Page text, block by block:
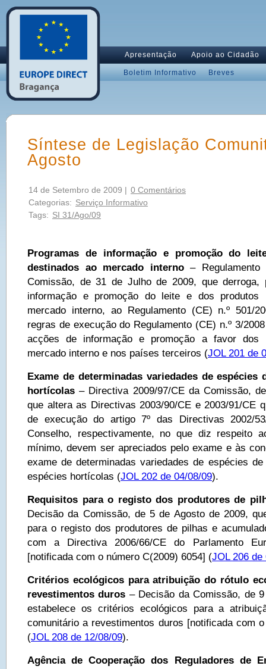
Apresentação Apoio ao Cidadão
Boletim Informativo Breves
Síntese de Legislação
Agosto
14 de Setembro de 2009 | 0 Comentários
Categorias: Serviço Informativo
Tags: SI 31/Ago/09
Programas de informação e promoção do
destinados ao mercado interno– Regulamento
Comissão, de 31 de Julho de 2009, que derroga,
informação e promoção do leite e dos produtos
mercado interno, ao Regulamento (CE) n.º 501/
regras de execução do Regulamento (CE) n.º 3/
acções de informação e promoção a favor dos
mercado interno e nos países terceiros (JOL 201 de
Exame de determinadas variedades de espécies
hortícolas – Directiva 2009/97/CE da Comissão,
que altera as Directivas 2003/90/CE e 2003/91/CE
de execução do artigo 7º das Directivas 2002/
Conselho, respectivamente, no que diz respeito
mínimo, devem ser apreciados pelo exame e às
exame de determinadas variedades de espécies
espécies hortícolas (JOL 202 de 04/08/09).
Requisitos para o registo dos produtores de
Decisão da Comissão, de 5 de Agosto de 2009,
para o registo dos produtores de pilhas e
com a Directiva 2006/66/CE do Parlamento
[notificada com o número C(2009) 6054] (JOL 206 de
Critérios ecológicos para atribuição do rótulo
revestimentos duros – Decisão da Comissão, de
estabelece os critérios ecológicos para a
comunitário a revestimentos duros [notificada com
(JOL 208 de 12/08/09).
Agência de Cooperação dos Reguladores de